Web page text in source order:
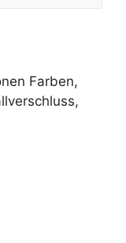
Farben,